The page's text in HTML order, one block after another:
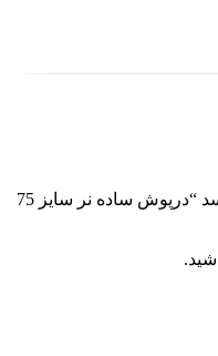
اولین کسی باشید که دیدگاهی می نویسد “درپوش ساده نر سایز 75